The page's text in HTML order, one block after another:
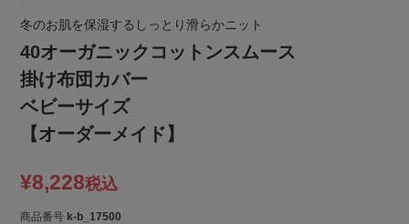
冬のお肌を保湿するしっとり滑らかニット
40オーガニックコットンスムース
掛け布団カバー
ベビーサイズ
【オーダーメイド】
¥8,228税込
商品番号 k-b_17500